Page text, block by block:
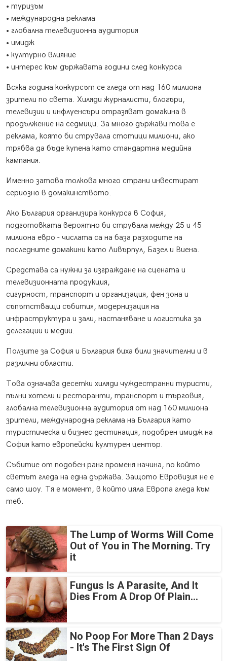
• туризъм
• международна реклама
• глобална телевизионна аудитория
• имидж
• културно влияние
• интерес към държавата години след конкурса
Всяка година конкурсът се гледа от над 160 милиона
зрители по света. Хиляди журналисти, блогъри,
телевизии и инфлуенсъри отразяват домакина в
продължение на седмици. За много държави това е
реклама, която би струвала стотици милиони, ако
трябва да бъде купена като стандартна медийна
кампания.
Именно затова толкова много страни инвестират
сериозно в домакинството.
Ако България организира конкурса в София,
подготовката вероятно би струвала между 25 и 45
милиона евро - числата са на база разходите на
последните домакини като Ливърпул, Базел и Виена.
Средстава са нужни за изграждане на сцената и
телевизионната продукция,
сигурност, транспорт и организация, фен зона и
съпътстващи събития, модернизация на
инфраструктура и зали, настаняване и логистика за
делегации и медии.
Ползите за София и България биха били значителни и в
различни области.
Това означава десетки хиляди чуждестранни туристи,
пълни хотели и ресторанти, транспорт и търговия,
глобална телевизионна аудитория от над 160 милиона
зрители, международна реклама на България като
туристическа и бизнес дестинация, подобрен имидж на
София като европейски културен център.
Събитие от подобен ранг променя начина, по който
светът гледа на една държава. Защото Евровизия не е
само шоу. Тя е момент, в който цяла Европа гледа към
теб.
The Lump of Worms Will Come
Out of You in The Morning. Try
it
Fungus Is A Parasite, And It
Dies From A Drop Of Plain...
No Poop For More Than 2 Days
- It's The First Sign Of